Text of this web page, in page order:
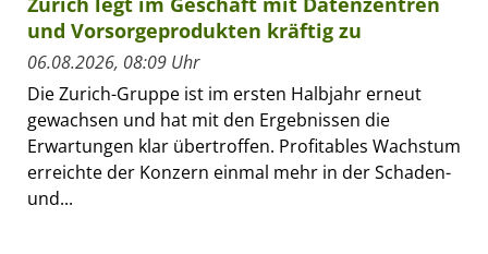
und Vorsorgeprodukten kräftig zu
06.08.2026, 08:09 Uhr
Die Zurich-Gruppe ist im ersten Halbjahr erneut
gewachsen und hat mit den Ergebnissen die
Erwartungen klar übertroffen. Profitables Wachstum
erreichte der Konzern einmal mehr in der Schaden-
und...